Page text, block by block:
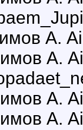
А.
А.
А.
А.